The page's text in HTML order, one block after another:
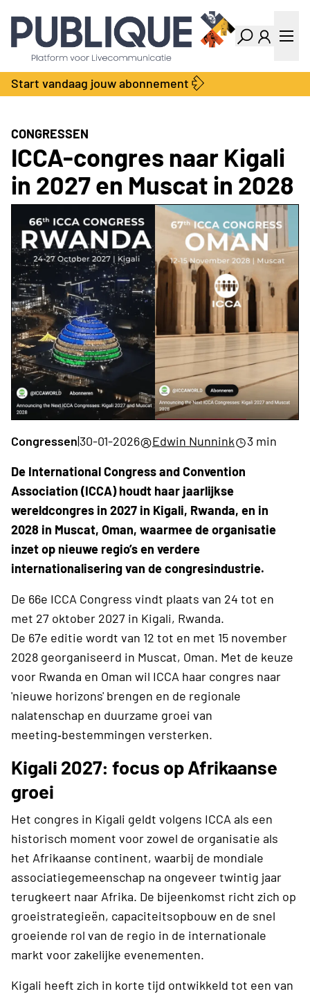
Industry Dashboard
Vacatures
Kalender
Producten
Bedrijvengids
Locatie Finder
Contact
Over ons
Adverteren
Abonnementen
Start vandaag jouw abonnement
CONGRESSEN
ICCA-congres naar Kigali
in 2027 en Muscat in 2028
Congressen|30-01-2026 Edwin Nunnink
3 min
De International Congress and Convention
Association (ICCA) houdt haar jaarlijkse
wereldcongres in 2027 in Kigali, Rwanda, en in
2028 in Muscat, Oman, waarmee de organisatie
inzet op nieuwe regio’s en verdere
internationalisering van de congresindustrie.
De 66e ICCA Congress vindt plaats van 24 tot en
met 27 oktober 2027 in Kigali, Rwanda.
De 67e editie wordt van 12 tot en met 15 november
2028 georganiseerd in Muscat, Oman. Met de keuze
voor Rwanda en Oman wil ICCA haar congres naar
'nieuwe horizons' brengen en de regionale
nalatenschap en duurzame groei van
meeting‑bestemmingen versterken.
Kigali 2027: focus op Afrikaanse
groei
Het congres in Kigali geldt volgens ICCA als een
historisch moment voor zowel de organisatie als
het Afrikaanse continent, waarbij de mondiale
associatiegemeenschap na ongeveer twintig jaar
terugkeert naar Afrika. De bijeenkomst richt zich op
groeistrategieën, capaciteitsopbouw en de snel
groeiende rol van de regio in de internationale
markt voor zakelijke evenementen.
Kigali heeft zich in korte tijd ontwikkeld tot een van